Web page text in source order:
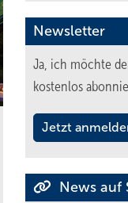
Newsletter
Ja, ich möchte
kostenlos
Jetzt
News auf